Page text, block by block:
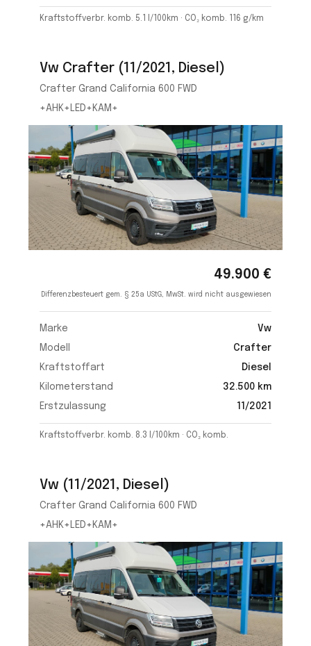
Kraftstoffverbr. komb. 5.1 l/100km · CO₂ komb. 116 g/km
Vw Crafter (11/2021, Diesel)
Crafter Grand California 600 FWD
+AHK+LED+KAM+
49.900 €
Differenzbesteuert gem. § 25a UStG, MwSt. wird nicht ausgewiesen
Marke
Vw
Modell
Crafter
Kraftstoffart
Diesel
Kilometerstand
32.500 km
Erstzulassung
11/2021
Kraftstoffverbr. komb. 8.3 l/100km · CO₂ komb.
Vw (11/2021, Diesel)
Crafter Grand California 600 FWD
+AHK+LED+KAM+